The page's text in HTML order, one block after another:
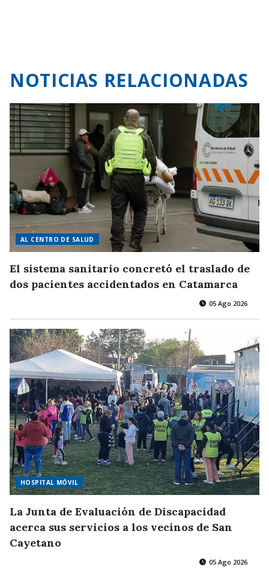
NOTICIAS RELACIONADAS
AL CENTRO DE SALUD
El sistema sanitario concretó el traslado de
dos pacientes accidentados en Catamarca
05 Ago 2026
HOSPITAL MÓVIL
La Junta de Evaluación de Discapacidad
acerca sus servicios a los vecinos de San
Cayetano
05 Ago 2026